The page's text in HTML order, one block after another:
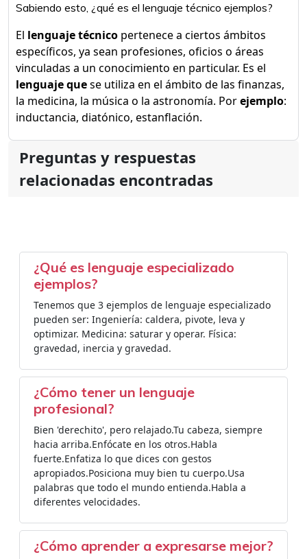
Sabiendo esto, ¿qué es el lenguaje técnico ejemplos?
El lenguaje técnico pertenece a ciertos ámbitos
específicos, ya sean profesiones, oficios o áreas
vinculadas a un conocimiento en particular. Es el
lenguaje quese utiliza en el ámbito de las finanzas,
la medicina, la música o la astronomía. Porejemplo:
inductancia, diatónico, estanflación.
Preguntas y respuestas
relacionadas encontradas
¿Qué es lenguaje especializado
ejemplos?
Tenemos que 3 ejemplos de lenguaje especializado
pueden ser: Ingeniería: caldera, pivote, leva y
optimizar. Medicina: saturar y operar. Física:
gravedad, inercia y gravedad.
¿Cómo tener un lenguaje
profesional?
Bien 'derechito', pero relajado.Tu cabeza, siempre
hacia arriba.Enfócate en los otros.Habla
fuerte.Enfatiza lo que dices con gestos
apropiados.Posiciona muy bien tu cuerpo.Usa
palabras que todo el mundo entienda.Habla a
diferentes velocidades.
¿Cómo aprender a expresarse mejor?